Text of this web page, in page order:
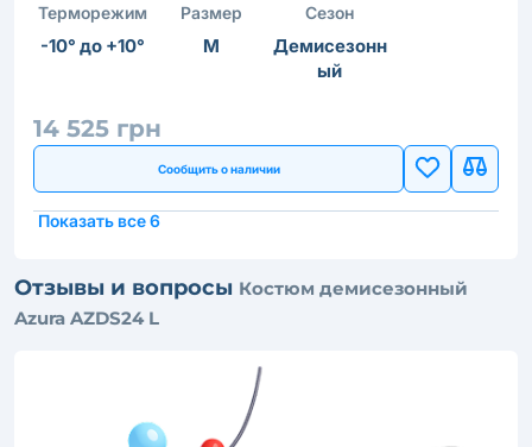
Терморежим
-10° до +10°
Размер
M
Сезон
Демисезонн
ый
14 525 грн
Сообщить о наличии
Показать все 6
Отзывы и вопросы Костюм демисезонный
Azura AZDS24 L